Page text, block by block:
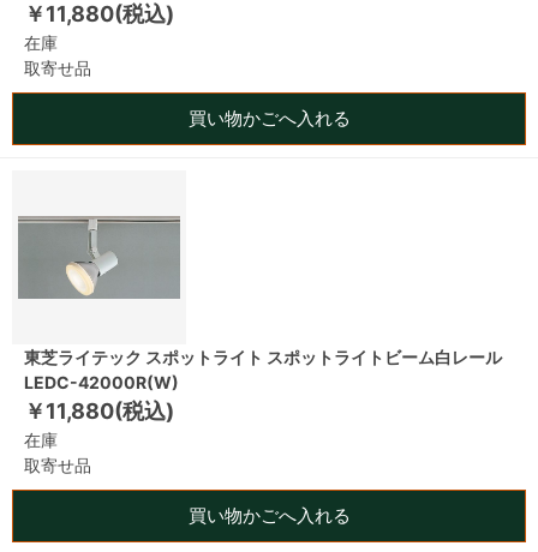
￥11,880(税込)
在庫
取寄せ品
買い物かごへ入れる
東芝ライテック スポットライト スポットライトビーム白レール
LEDC-42000R(W)
￥11,880(税込)
在庫
取寄せ品
買い物かごへ入れる